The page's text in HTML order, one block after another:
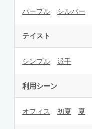
パープル シルバー
テイスト
シンプル 派手
利用シーン
オフィス 初夏 夏